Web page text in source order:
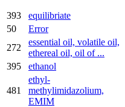
393 equilibriate
50
Error
272
essential oil, volatile oil,
ethereal oil, oil of ...
395
ethanol
481
ethyl-
methylimidazolium,
EMIM